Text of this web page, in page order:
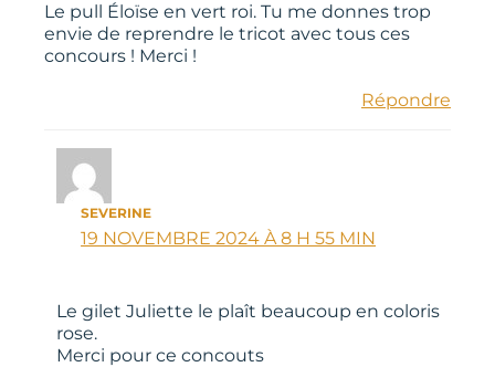
Le pull Éloïse en vert roi. Tu me donnes trop
envie de reprendre le tricot avec tous ces
concours ! Merci !
Répondre
SEVERINE
19 NOVEMBRE 2024 À 8 H 55 MIN
Le gilet Juliette le plaît beaucoup en coloris
rose.
Merci pour ce concouts